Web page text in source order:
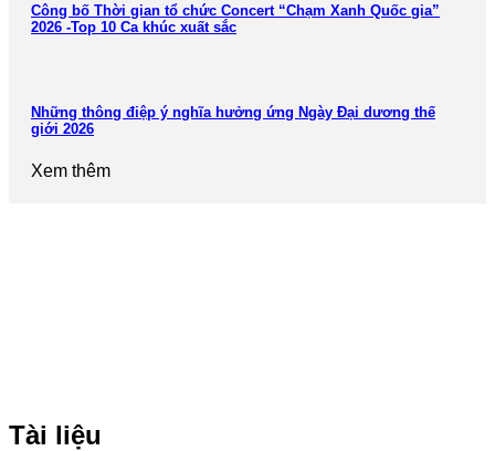
Công bố Thời gian tổ chức Concert “Chạm Xanh Quốc gia”
2026 -Top 10 Ca khúc xuất sắc
Những thông điệp ý nghĩa hưởng ứng Ngày Đại dương thế
giới 2026
Xem thêm
Tài liệu